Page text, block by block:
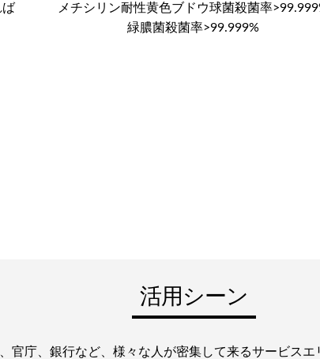
ば
メチシリン耐性黄色ブドウ球菌殺菌率
緑膿菌殺菌率>99.999%
活用シーン
官庁、銀行など、様々な人が密集して来るサービス